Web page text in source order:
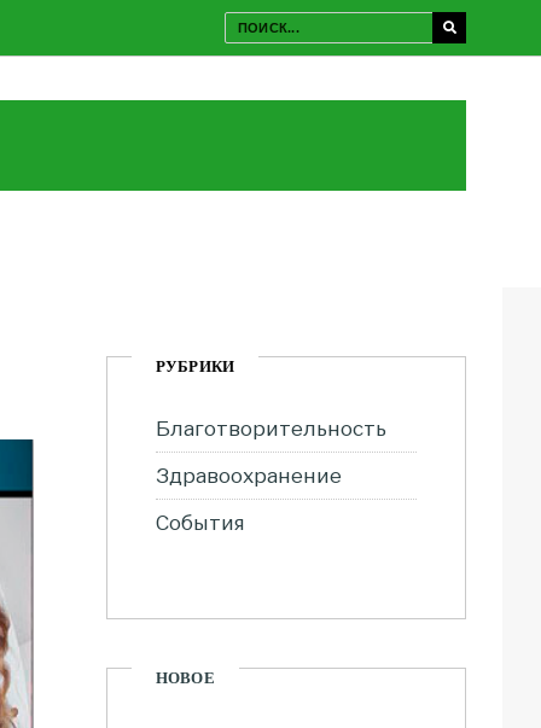
РУБРИКИ
Благотворительность
Здравоохранение
События
НОВОЕ